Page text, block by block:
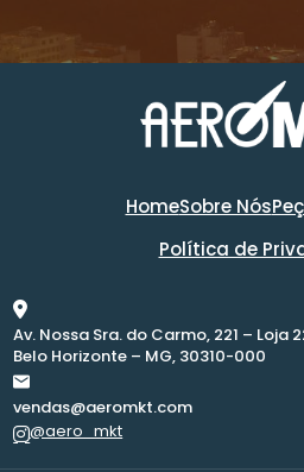
HomeSobre Nós
Política de
Av. Nossa Sra. do Carmo, 221 – Loja
Belo Horizonte – MG, 30310-000
vendas@aeromkt.com
@aero_mkt